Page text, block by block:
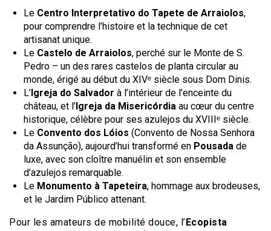
Le Centro Interpretativo do Tapete de Arraiolos,
pour comprendre l’histoire et la technique de cet
artisanat unique.
Le Castelo de Arraiolos, perché sur le Monte de S.
Pedro – un des rares castelos de planta circular au
monde, érigé au début du XIVᵉ siècle sous Dom Dinis.
L’Igreja do Salvador à l’intérieur de l’enceinte du
château, et l’Igreja da Misericórdia au cœur du centre
historique, célèbre pour ses azulejos du XVIIIᵉ siècle.
Le Convento dos Lóios (Convento de Nossa Senhora
da Assunção), aujourd’hui transformé en Pousada de
luxe, avec son cloître manuélin et son ensemble
d’azulejos remarquable.
Le Monumento à Tapeteira, hommage aux brodeuses,
et le Jardim Público attenant.
Pour les amateurs de mobilité douce, l’Ecopista